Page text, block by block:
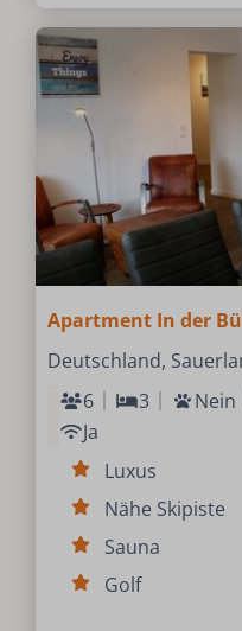
Apartment In der
Deutschland,
6
3 Nein
Ja
Luxus
Nähe Skipiste
Sauna
Golf